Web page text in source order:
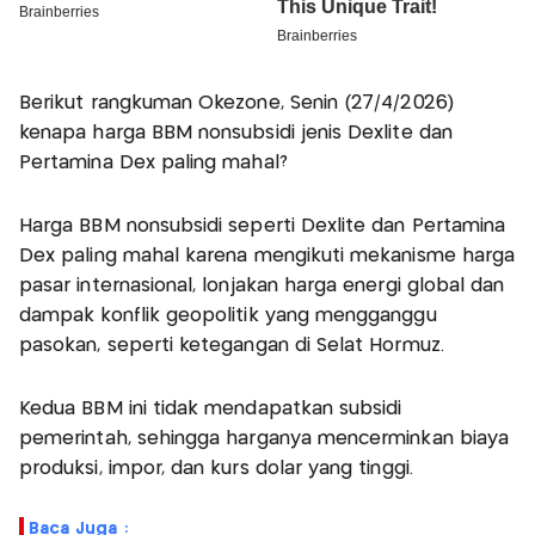
Berikut rangkuman Okezone, Senin (27/4/2026)
kenapa harga BBM nonsubsidi jenis Dexlite dan
Pertamina Dex paling mahal?
Harga BBM nonsubsidi seperti Dexlite dan Pertamina
Dex paling mahal karena mengikuti mekanisme harga
pasar internasional, lonjakan harga energi global dan
dampak konflik geopolitik yang mengganggu
pasokan, seperti ketegangan di Selat Hormuz.
Kedua BBM ini tidak mendapatkan subsidi
pemerintah, sehingga harganya mencerminkan biaya
produksi, impor, dan kurs dolar yang tinggi.
Baca Juga :